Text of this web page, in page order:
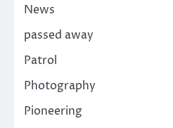
News
passed away
Patrol
Photography
Pioneering